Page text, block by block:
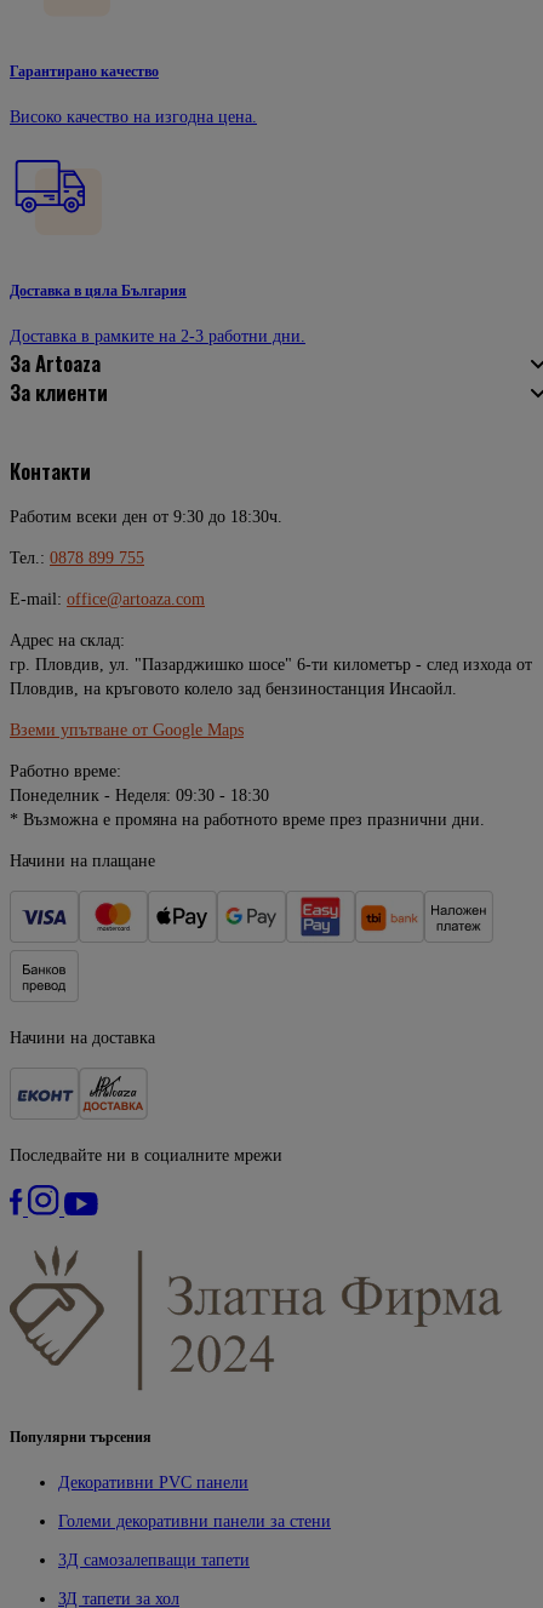
Гарантирано качество
Високо качество на изгодна цена.
Доставка в цяла България
Доставка в рамките на 2-3 работни дни.
За Artoaza
За клиенти
Контакти
Работим всеки ден от 9:30 до 18:30ч.
Тел.: 0878 899 755
E-mail: office@artoaza.com
Адрес на склад:
гр. Пловдив, ул. "Пазарджишко шосе" 6-ти километър - след изхода от
Пловдив, на кръговото колело зад бензиностанция Инсаойл.
Вземи упътване от Google Maps
Работно време:
Понеделник - Неделя: 09:30 - 18:30
* Възможна е промяна на работното време през празнични дни.
Начини на плащане
Начини на доставка
Последвайте ни в социалните мрежи
Популярни търсения
Декоративни PVC панели
Големи декоративни панели за стени
3Д самозалепващи тапети
ЗД тапети за хол